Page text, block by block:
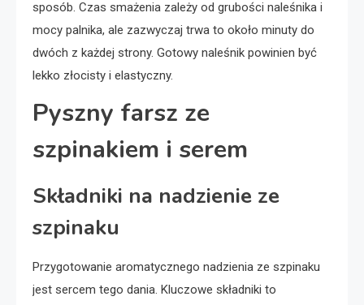
sposób. Czas smażenia zależy od grubości naleśnika i
mocy palnika, ale zazwyczaj trwa to około minuty do
dwóch z każdej strony. Gotowy naleśnik powinien być
lekko złocisty i elastyczny.
Pyszny farsz ze
szpinakiem i serem
Składniki na nadzienie ze
szpinaku
Przygotowanie aromatycznego nadzienia ze szpinaku
jest sercem tego dania. Kluczowe składniki to